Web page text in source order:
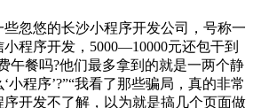
悠的长沙小程序开发公司，号称一
程序开发，5000—10000元还包干到
午餐吗?他们最多拿到的就是一两个静
小程序’?”“我看了那些骗局，真的非常
开发不了解，以为就是搞几个页面做